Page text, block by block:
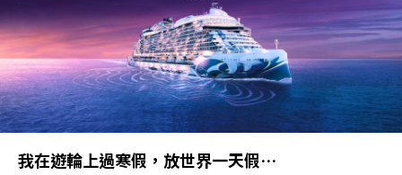
我在遊輪上過寒假，放世界一天假…